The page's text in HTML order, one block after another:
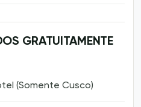
GRATUITAMENTE
(Somente Cusco)